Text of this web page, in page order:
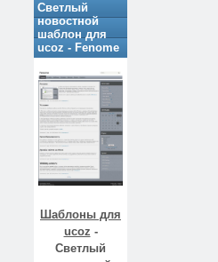
Светлый
новостной
шаблон для
ucoz - Fenome
Шаблоны для
ucoz -
Светлый